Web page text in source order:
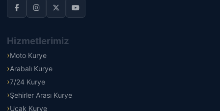
Hizmetlerimiz
Moto Kurye
Arabalı Kurye
7/24 Kurye
Şehirler Arası Kurye
Uçak Kurye